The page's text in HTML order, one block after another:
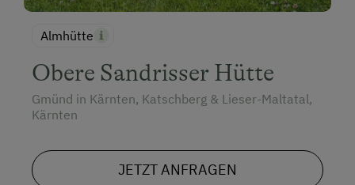
Almhütte
Obere Sandrisser Hütte
Gmünd in Kärnten, Katschberg & Lieser-Maltatal,
Kärnten
JETZT ANFRAGEN